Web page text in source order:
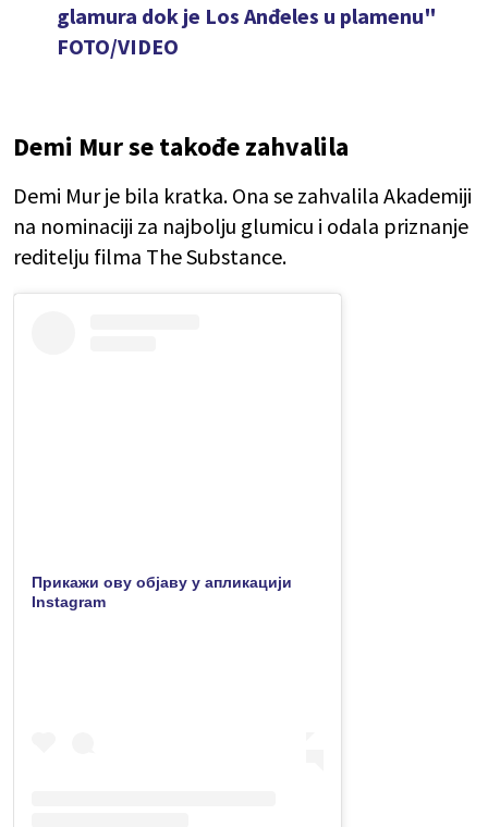
glamura dok je Los Anđeles u plamenu"
FOTO/VIDEO
Demi Mur se takođe zahvalila
Demi Mur je bila kratka. Ona se zahvalila Akademiji
na nominaciji za najbolju glumicu i odala priznanje
reditelju filma The Substance.
Прикажи ову објаву у апликацији
Instagram